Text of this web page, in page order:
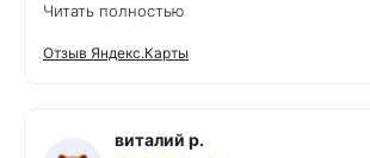
рассказали. Монтаж прошел
проблем и неудобств.
занимает много места и легко
отличные. Могу всем
компанию и ее специалистов.
Читать полностью
Отзыв Яндекс.Карты
виталий р.